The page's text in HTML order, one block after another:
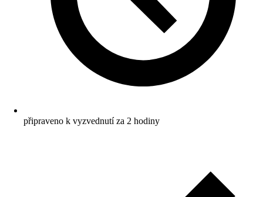
připraveno k vyzvednutí za 2 hodiny